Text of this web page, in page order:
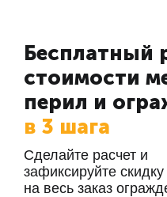
Бесплатный
стоимости
перил и
в 3 шага
Сделайте расчет и
зафиксируйте
на весь заказ